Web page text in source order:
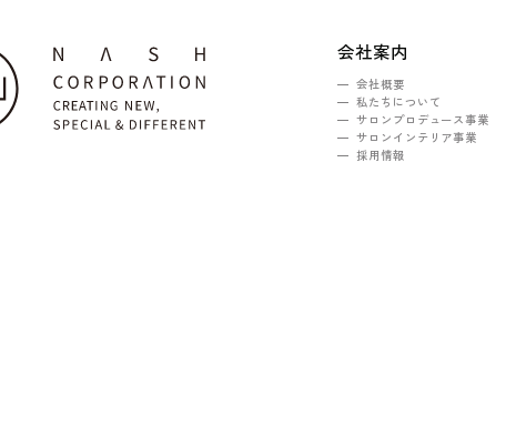
会社案内
会社概要
私たちについて
サロンプロデュース事業
サロンインテリア事業
採用情報